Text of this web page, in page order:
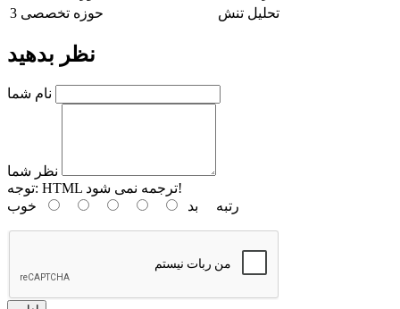
حوزه تخصصی 3 تحلیل تنش
نظر بدهید
نام شما
نظر شما
توجه:
HTML ترجمه نمی شود!
رتبه بد خوب